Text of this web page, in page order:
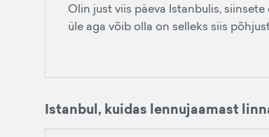
Olin just viis päeva Istanbulis,
üle aga võib olla on selleks siis
Istanbul, kuidas lennujaamast